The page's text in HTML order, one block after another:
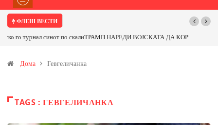
ФЛЕШ ВЕСТИ
ТРАМП НАРЕДИ ВОЈСКАТА ДА КОРИСТИ МЕТАЛИ САМО ОД САД
Иловица и со антимонот?
Дома Гевгеличанка
TAGS : ГЕВГЕЛИЧАНКА